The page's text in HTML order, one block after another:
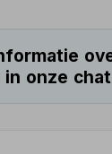
in onze